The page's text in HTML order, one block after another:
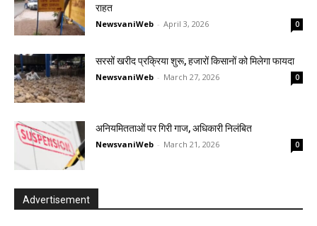
राहत
NewsvaniWeb - April 3, 2026 0
सरसों खरीद प्रक्रिया शुरू, हजारों किसानों को मिलेगा फायदा
NewsvaniWeb - March 27, 2026 0
अनियमितताओं पर गिरी गाज, अधिकारी निलंबित
NewsvaniWeb - March 21, 2026 0
Advertisement